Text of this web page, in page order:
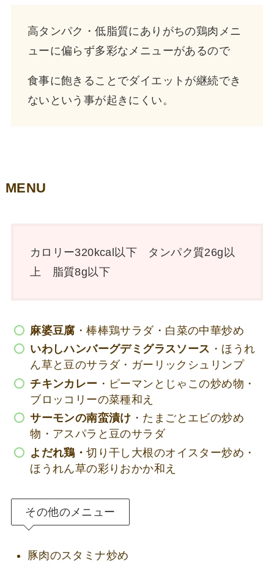
高タンパク・低脂質にありがちの鶏肉メニ
ューに偏らず多彩なメニューがあるので
食事に飽きることでダイエットが継続でき
ないという事が起きにくい。
MENU
カロリー320kcal以下 タンパク質26g以
上 脂質8g以下
麻婆豆腐 ・棒棒鶏サラダ・白菜の中華炒め
いわしハンバーグデミグラスソース ・ほうれ
ん草と豆のサラダ・ガーリックシュリンプ
チキンカレー ・ピーマンとじゃこの炒め物・
ブロッコリーの菜種和え
サーモンの南蛮漬け ・たまごとエビの炒め
物・アスパラと豆のサラダ
よだれ鶏・切り干し大根のオイスター炒め・
ほうれん草の彩りおかか和え
その他のメニュー
豚肉のスタミナ炒め